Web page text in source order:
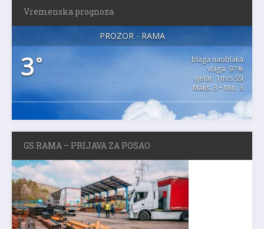
Vremenska prognoza
PROZOR - RAMA
3°
blaga naoblaka
vlaga: 97%
vjetar: 1m/s SSI
Maks. 3 • Min. 3
GS RAMA – PRIJAVA ZA POSAO